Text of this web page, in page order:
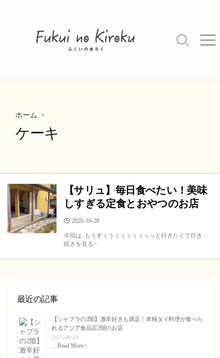
ス
検
替
メ
ホーム >
ケーキ
【サリュ】毎日食べたい！美味
しすぎる定食とおやつのお店
公
日
2020-10-28
今回は, もうずぅうぅぅぅぅぅぅっと行きたくて行き…
続きを見る☝︎
最近の記事
【シャプラの2階】激辛好きも満足！本格タイ料理が食べら
れるアジア食品店2階のお店
2025-06-01
Read More☝︎